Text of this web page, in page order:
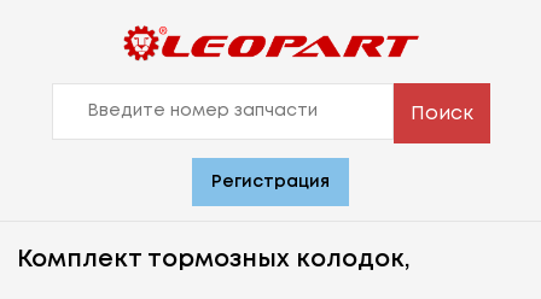
Поиск
Регистрация
Комплект тормозных колодок,